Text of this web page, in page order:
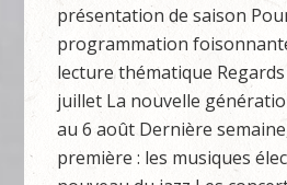
présentation de saison
programmation
lecture thématique
juillet La nouvelle
au 6 août Dernière
première : les musiques